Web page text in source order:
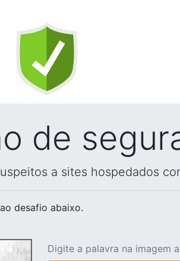
de
a sites hospedados
desafio abaixo.
Digite a palavra na imagem